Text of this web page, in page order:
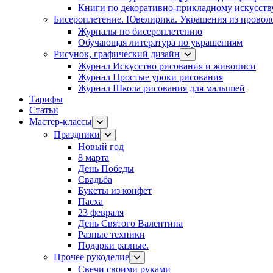
Книги по декоративно-прикладному
Бисероплетение. Ювелирика. Украшения из
Журналы по бисероплетению
Обучающая литература по украшениям
Рисунок, графический дизайн
Журнал Искусство рисования и живописи
Журнал Простые уроки рисования
Журнал Школа рисования для малышей
Тарифы
Статьи
Мастер-классы
Праздники
Новый год
8 марта
День Победы
Свадьба
Букеты из конфет
Пасха
23 февраля
День Святого Валентина
Разные техники
Подарки разные.
Прочее рукоделие
Свечи своими руками